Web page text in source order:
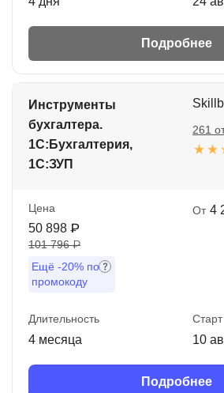
Подробнее
Инструменты
бухгалтера.
1С:Бухгалтерия,
1С:ЗУП
261
Цена
50 898 ₽
101 796 ₽
Ещё -20% по
промокоду
От 4
Длительность
4 месяца
Старт
10
Подробнее